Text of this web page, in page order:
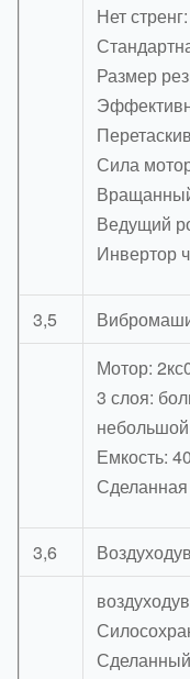
Нет
Размер
Сила
Ведущий
Инвертор
3,5
Мотор:
3 слоя:
Емкость:
3,6